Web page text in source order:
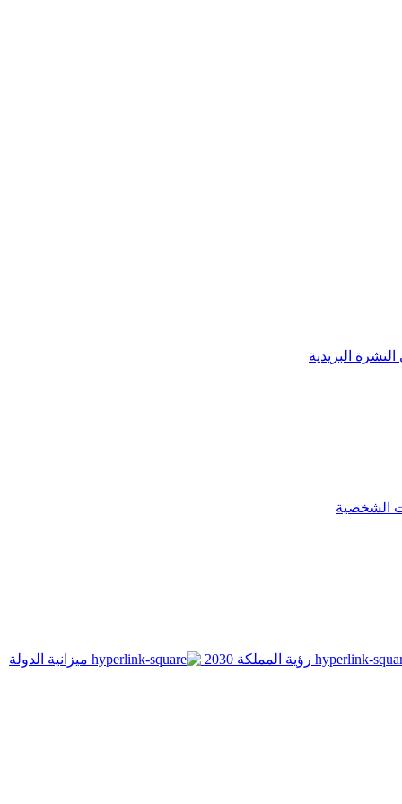
البريدية
الشخصية
رؤية المملكة 2030 ميزانية الدولة